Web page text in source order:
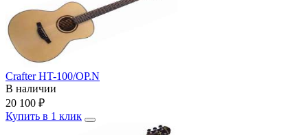
Crafter HT-100/OP.N
В наличии
20 100 ₽
Купить в 1 клик